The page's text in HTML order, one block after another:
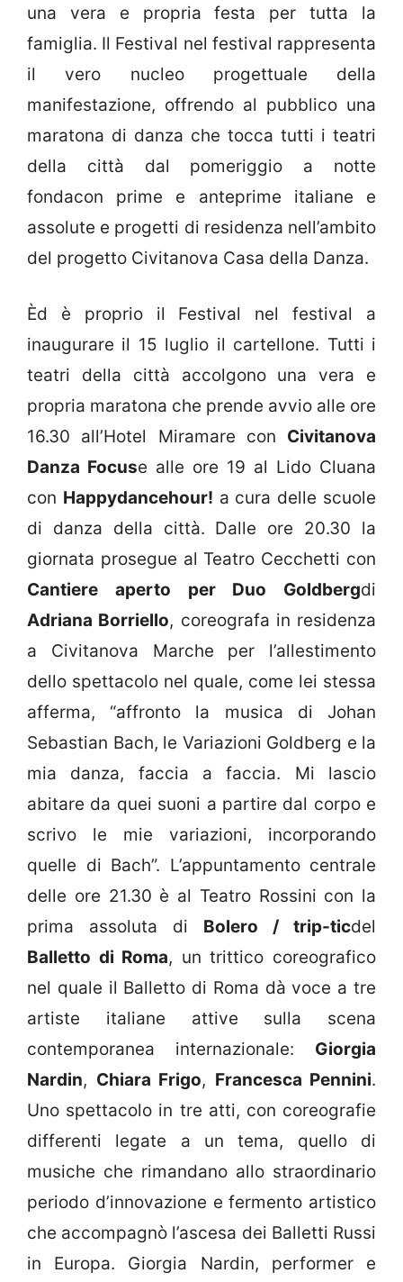
una vera e propria festa per tutta la
famiglia. Il Festival nel festival rappresenta
il vero nucleo progettuale della
manifestazione, offrendo al pubblico una
maratona di danza che tocca tutti i teatri
della città dal pomeriggio a notte
fondacon prime e anteprime italiane e
assolute e progetti di residenza nell’ambito
del progetto Civitanova Casa della Danza.
Èd è proprio il Festival nel festival a
inaugurare il 15 luglio il cartellone. Tutti i
teatri della città accolgono una vera e
propria maratona che prende avvio alle ore
16.30 all’Hotel Miramare con Civitanova
Danza Focuse alle ore 19 al Lido Cluana
con Happydancehour! a cura delle scuole
di danza della città. Dalle ore 20.30 la
giornata prosegue al Teatro Cecchetti con
Cantiere aperto per Duo Goldbergdi
Adriana Borriello, coreografa in residenza
a Civitanova Marche per l’allestimento
dello spettacolo nel quale, come lei stessa
afferma, “affronto la musica di Johan
Sebastian Bach, le Variazioni Goldberg e la
mia danza, faccia a faccia. Mi lascio
abitare da quei suoni a partire dal corpo e
scrivo le mie variazioni, incorporando
quelle di Bach”. L’appuntamento centrale
delle ore 21.30 è al Teatro Rossini con la
prima assoluta di Bolero / trip-ticdel
Balletto di Roma, un trittico coreografico
nel quale il Balletto di Roma dà voce a tre
artiste italiane attive sulla scena
contemporanea internazionale: Giorgia
Nardin, Chiara Frigo, Francesca Pennini.
Uno spettacolo in tre atti, con coreografie
differenti legate a un tema, quello di
musiche che rimandano allo straordinario
periodo d’innovazione e fermento artistico
che accompagnò l’ascesa dei Balletti Russi
in Europa. Giorgia Nardin, performer e